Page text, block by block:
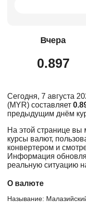
Вчера
0.897
Сегодня, 7 августа
(MYR) составляет
предыдущим днём
На этой странице вы
курсы валют,
конвертером и
Информация
реальную ситуацию
О валюте
Называние: